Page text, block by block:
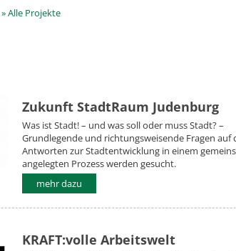
»Alle Projekte
Zukunft StadtRaum Judenburg
Was ist Stadt! – und was soll oder muss Stadt? –
Grundlegende und richtungsweisende Fragen auf
Antworten zur Stadtentwicklung in einem
angelegten Prozess werden gesucht.
mehr dazu
KRAFT:volle Arbeitswelt